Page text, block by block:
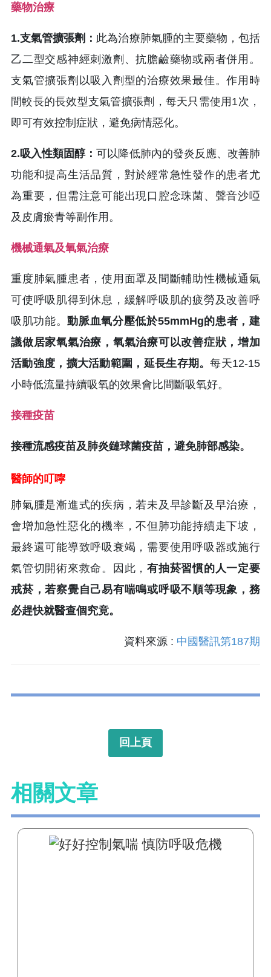
藥物治療
1.支氣管擴張劑： 此為治療肺氣腫的主要藥物，包括
乙二型交感神經刺激劑、抗膽鹼藥物或兩者併用。
支氣管擴張劑以吸入劑型的治療效果最佳。作用時
間較長的長效型支氣管擴張劑，每天只需使用1次，
即可有效控制症狀，避免病情惡化。
2.吸入性類固醇：可以降低肺內的發炎反應、改善肺
功能和提高生活品質，對於經常急性發作的患者尤
為重要，但需注意可能出現口腔念珠菌、聲音沙啞
及皮膚瘀青等副作用。
機械通氣及氧氣治療
重度肺氣腫患者，使用面罩及間斷輔助性機械通氣
可使呼吸肌得到休息，緩解呼吸肌的疲勞及改善呼
吸肌功能。動脈血氧分壓低於55mmHg的患者，建
議做居家氧氣治療，氧氣治療可以改善症狀，增加
活動強度，擴大活動範圍，延長生存期。每天12-15
小時低流量持續吸氧的效果會比間斷吸氧好。
接種疫苗
接種流感疫苗及肺炎鏈球菌疫苗，避免肺部感染。
醫師的叮嚀
肺氣腫是漸進式的疾病，若未及早診斷及早治療，
會增加急性惡化的機率，不但肺功能持續走下坡，
最終還可能導致呼吸衰竭，需要使用呼吸器或施行
氣管切開術來救命。因此，有抽菸習慣的人一定要
戒菸，若察覺自己易有喘鳴或呼吸不順等現象，務
必趕快就醫查個究竟。
資料來源 : 中國醫訊第187期
回上頁
相關文章